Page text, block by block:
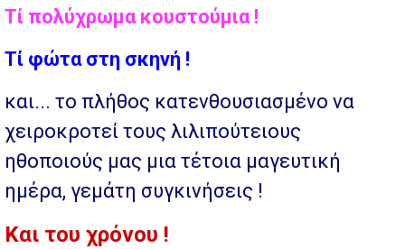
Τί πολύχρωμα κουστούμια !
Τί φώτα στη σκηνή !
και... το πλήθος κατενθουσιασμένο να
χειροκροτεί τους λιλιπούτειους
ηθοποιούς μας μια τέτοια μαγευτική
ημέρα, γεμάτη συγκινήσεις !
Και του χρόνου !